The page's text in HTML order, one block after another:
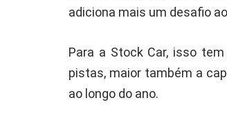
adiciona mais um desafio
Para a Stock Car, isso
pistas, maior também a
ao longo do ano.